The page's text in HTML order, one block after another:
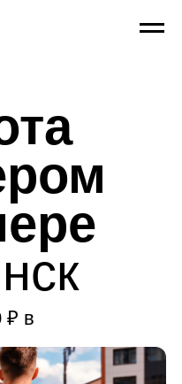
₽ в